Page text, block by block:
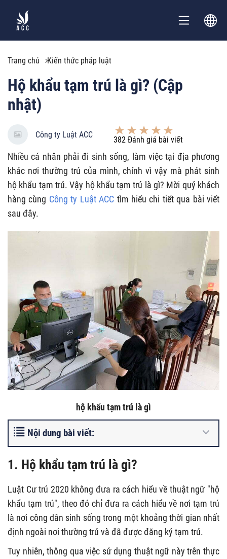
Trang chủ Kiến thức pháp luật
Hộ khẩu tạm trú là gì? (Cập
nhật)
Công ty Luật ACC
382 Đánh giá bài viết
Nhiều cá nhân phải đi sinh sống, làm việc tại địa phương
khác nơi thường trú của mình, chính vì vậy mà phát sinh
hộ khẩu tạm trú. Vậy hộ khẩu tạm trú là gì? Mời quý khách
hàng cùng Công ty Luật ACC tìm hiểu chi tiết qua bài viết
sau đây.
hộ khẩu tạm trú là gì
Nội dung bài viết:
1. Hộ khẩu tạm trú là gì?
Luật Cư trú 2020 không đưa ra cách hiểu về thuật ngữ "hộ
khẩu tạm trú", theo đó chỉ đưa ra cách hiểu về nơi tạm trú
là nơi công dân sinh sống trong một khoảng thời gian nhất
định ngoài nơi thường trú và đã được đăng ký tạm trú.
Tuy nhiên, thông qua việc sử dụng thuật ngữ này trên thực